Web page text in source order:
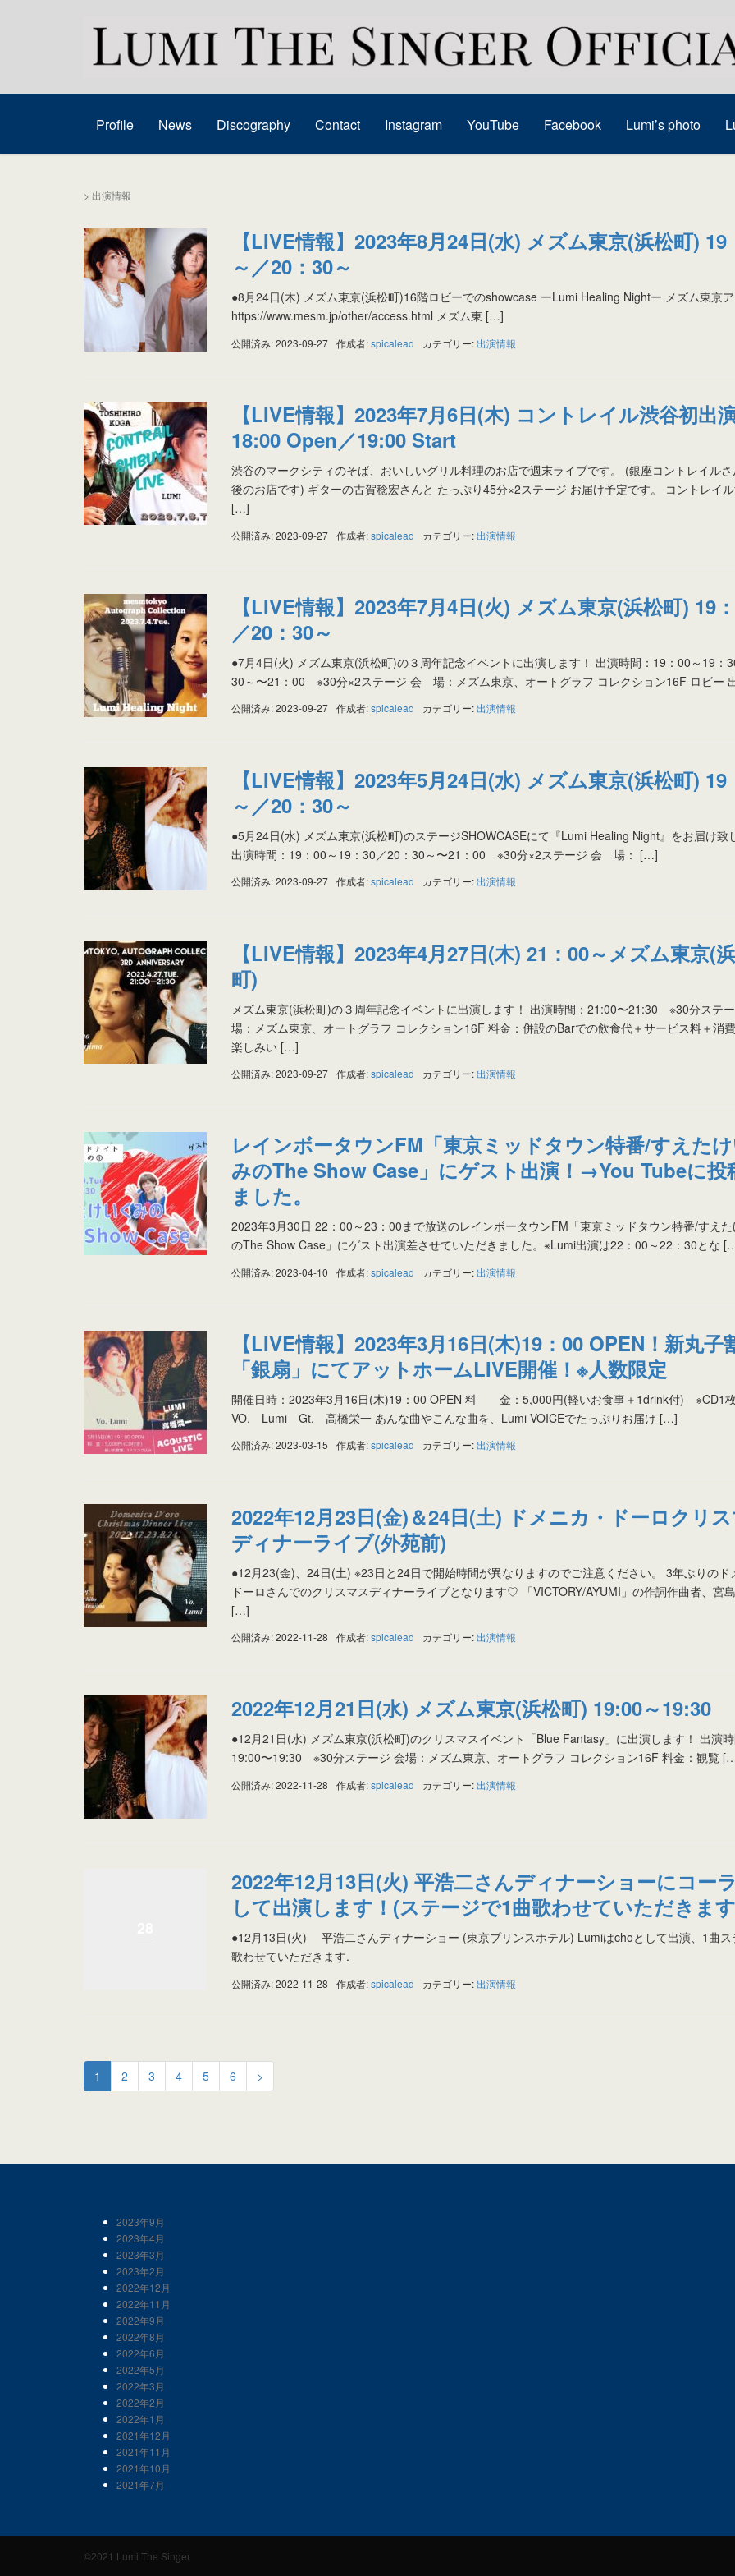
Profile News Discography Contact Instagram YouTube Facebook Lumi’s photo
> 出演情報
【LIVE情報】2023年8月24日(水) メズム東京(浜松町) 19
～／20：30～
●8月24日(木) メズム東京(浜松町)16階ロビーでのshowcase ーLumi Healing Nightー メズム東京
https://www.mesm.jp/other/access.html メズム東 […]
公開済み: 2023-09-27 作成者:spicalead カテゴリー:出演情報
【LIVE情報】2023年7月6日(木) コントレイル渋谷初出
18:00 Open／19:00 Start
渋谷のマークシティのそば、おいしいグリル料理のお店で週末ライブです。 (銀座コントレイル
後のお店です) ギターの古賀稔宏さんと たっぷり45分×︎2ステージ お届け予定です。 コントレイ
[…]
公開済み: 2023-09-27 作成者:spicalead カテゴリー:出演情報
【LIVE情報】2023年7月4日(火) メズム東京(浜松町) 19
／20：30～
●7月4日(火) メズム東京(浜松町)の３周年記念イベントに出演します！ 出演時間：19：00～19：
30～〜21：00 ※30分×2ステージ 会 場：メズム東京、オートグラフ コレクション16F ロビー
公開済み: 2023-09-27 作成者:spicalead カテゴリー:出演情報
【LIVE情報】2023年5月24日(水) メズム東京(浜松町) 19
～／20：30～
●5月24日(水) メズム東京(浜松町)のステージSHOWCASEにて『Lumi Healing Night』をお届け致
出演時間：19：00～19：30／20：30～〜21：00 ※30分×2ステージ 会 場： […]
公開済み: 2023-09-27 作成者:spicalead カテゴリー:出演情報
【LIVE情報】2023年4月27日(木) 21：00～メズム東京(
町)
メズム東京(浜松町)の３周年記念イベントに出演します！ 出演時間：21:00〜21:30 ※30分ステ
場：メズム東京、オートグラフ コレクション16F 料金：併設のBarでの飲食代＋サービス料＋消
楽しみい […]
公開済み: 2023-09-27 作成者:spicalead カテゴリー:出演情報
レインボータウンFM「東京ミッドタウン特番/すえたけ
みのThe Show Case」にゲスト出演！→You Tubeに投
ました。
2023年3月30日 22：00～23：00まで放送のレインボータウンFM「東京ミッドタウン特番/すえ
のThe Show Case」にゲスト出演差させていただきました。※Lumi出演は22：00～22：30とな
公開済み: 2023-04-10 作成者:spicalead カテゴリー:出演情報
【LIVE情報】 2023年3月16日(木)19：00 OPEN！新丸子
「銀扇」にてアットホームLIVE開催！※人数限定
開催日時：2023年3月16日(木)19：00 OPEN 料 金：5,000円(軽いお食事＋1drink付) ※CD1
VO. Lumi Gt. 高橋栄一 あんな曲やこんな曲を、Lumi VOICEでたっぷりお届け […]
公開済み: 2023-03-15 作成者:spicalead カテゴリー:出演情報
2022年12月23日(金)＆24日(土) ドメニカ・ドーロクリ
ディナーライブ(外苑前)
●12月23(金)、24日(土) ※23日と24日で開始時間が異なりますのでご注意ください。 3年ぶりのド
ドーロさんでのクリスマスディナーライブとなります♡ 「VICTORY/AYUMI」の作詞作曲者、宮
[…]
公開済み: 2022-11-28 作成者:spicalead カテゴリー:出演情報
2022年12月21日(水) メズム東京(浜松町) 19:00～19:30
●12月21日(水) メズム東京(浜松町)のクリスマスイベント「Blue Fantasy」に出演します！ 出演時
19:00〜19:30 ※30分ステージ 会場：メズム東京、オートグラフ コレクション16F 料金：観覧
公開済み: 2022-11-28 作成者:spicalead カテゴリー:出演情報
2022年12月13日(火) 平浩二さんディナーショーにコー
して出演します！(ステージで1曲歌わせていただきま
●12月13日(火) 平浩二さんディナーショー (東京プリンスホテル) Lumiはchoとして出演、1曲ス
歌わせていただきます.
公開済み: 2022-11-28 作成者:spicalead カテゴリー:出演情報
1 2 3 4 5 6 >
2023年9月
2023年4月
2023年3月
2023年2月
2022年12月
2022年11月
2022年9月
2022年8月
2022年6月
2022年5月
2022年3月
2022年2月
2022年1月
2021年12月
2021年11月
2021年10月
2021年7月
©2021 Lumi The Singer